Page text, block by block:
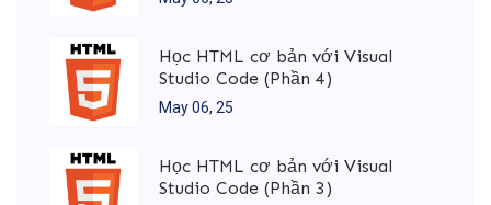
Học HTML cơ bản với Visual
Studio Code (Phần 4)
May 06, 25
Học HTML cơ bản với Visual
Studio Code (Phần 3)